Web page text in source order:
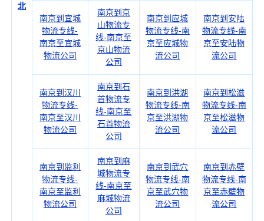
北
南京到宜城
物流专线-
南京至宜城
物流公司
南京到京
山物流专
线-南京至
京山物流
公司
南京到应城
物流专线-南
京至应城物
流公司
南京到安陆
物流专线-南
京至安陆物
流公司
南京到汉川
物流专线-
南京至汉川
物流公司
南京到石
首物流专
线-南京至
石首物流
公司
南京到洪湖
物流专线-南
京至洪湖物
流公司
南京到松滋
物流专线-南
京至松滋物
流公司
南京到监利
物流专线-
南京至监利
物流公司
南京到麻
城物流专
线-南京至
麻城物流
公司
南京到武穴
物流专线-南
京至武穴物
流公司
南京到赤壁
物流专线-南
京至赤壁物
流公司